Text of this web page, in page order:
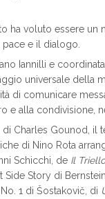
ha voluto essere
e il dialogo.
Iannilli e
universale della
di comunicare
e alla condivisione,
di Charles Gounod,
di Nino Rota
Schicchi, de Il Triello
Story di Bernstein,
1 di Šostakovič, di